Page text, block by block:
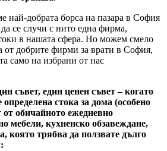
най-добрата борса на пазара в София
се случи с нито една фирма,
в нашата сфера. Но можем смело
от добрите фирми за врати в София,
само на избрани от нас
съвет, един ценен съвет – когато
стока за дома (особено
от обичайното ежедневно
мебели, кухненско обзавеждане,
която трябва да ползвате дълго